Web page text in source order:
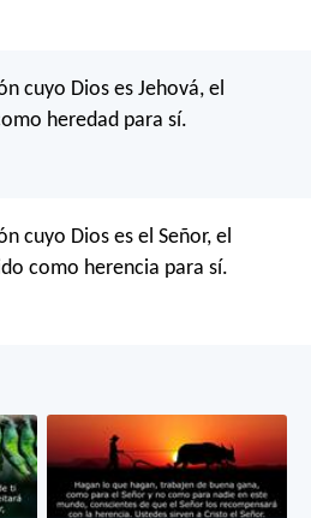
cuyo Dios es Jehová, el
heredad para sí.
cuyo Dios es el Señor, el
como herencia para sí.